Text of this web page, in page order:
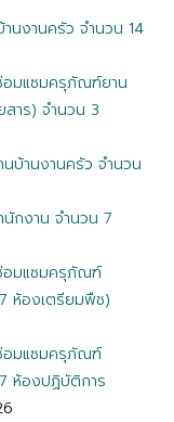
นงานครัว จำนวน 14
ซ่อมแซมครุภัณฑ์ยาน
สาร) จำนวน 3
นบ้านงานครัว จำนวน
นักงาน จำนวน 7
ซ่อมแซมครุภัณฑ์
ห้องเตรียมพืช)
ซ่อมแซมครุภัณฑ์
ห้องปฏิบัติการ